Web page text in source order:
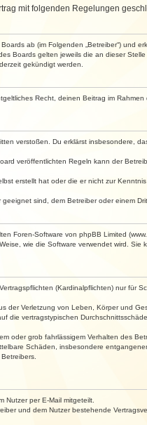
mit folgenden Regelungen
ab (im Folgenden „Betreiber“) und
Boards gelten jeweils die an dieser Stelle
gekündigt werden.
Recht, deinen Beitrag im Rahmen
verstoßen. Du erklärst insbesondere,
veröffentlichten Regeln kann der
erstellt hat oder die er nicht zur
sind, dem Betreiber oder einem
Foren-Software von phpBB Limited
wie die Software verwendet wird.
(Kardinalpflichten) nur für
Verletzung von Leben, Körper und
vertragstypischen
grob fahrlässigem Verhalten des
Schäden, insbesondere
per E-Mail mitgeteilt.
und dem Nutzer bestehende